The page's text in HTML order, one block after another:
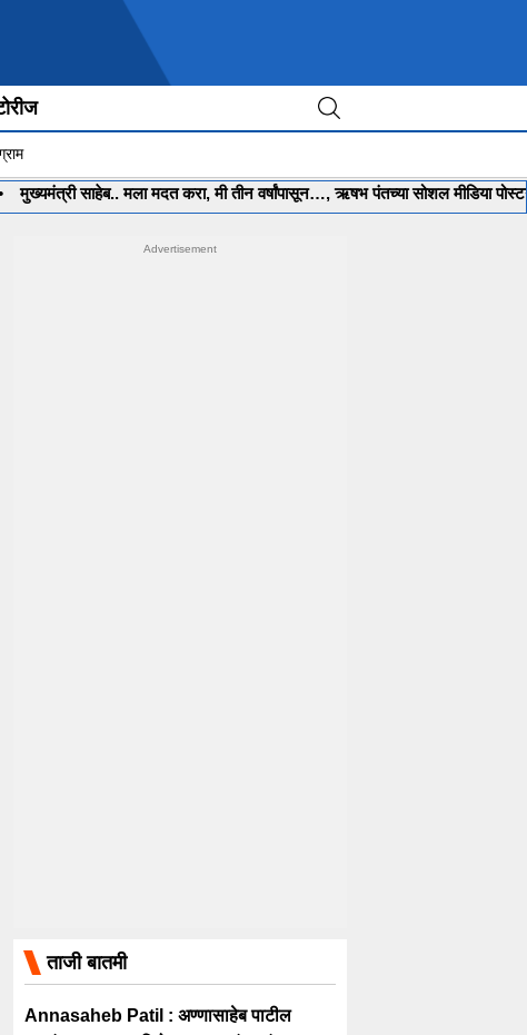
साहेब.. मला मदत करा, मी तीन वर्षांपासून…, ऋषभ पंतच्या सोशल मीडिया पोस्टने खळबळ
ताजी बातमी
Annasaheb Patil : अण्णासाहेब पाटील